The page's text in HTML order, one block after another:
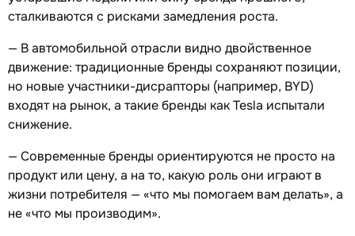
сталкиваются с рисками замедления роста.
— В автомобильной отрасли видно двойственное
движение: традиционные бренды сохраняют позиции,
но новые участники-дисрапторы (например, BYD)
входят на рынок, а такие бренды как Tesla испытали
снижение.
— Современные бренды ориентируются не просто на
продукт или цену, а на то, какую роль они играют в
жизни потребителя — «что мы помогаем вам делать», а
не «что мы производим».